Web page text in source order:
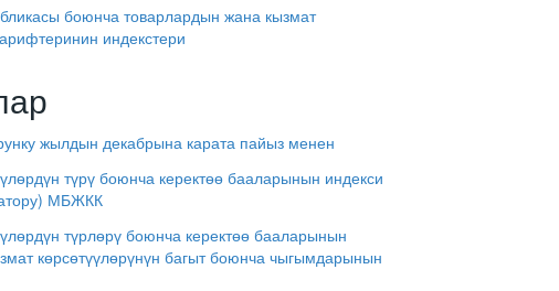
боюнча товарлардын жана кызмат
индекстери
жылдын декабрына карата пайыз менен
түрү боюнча керектөө бааларынын индекси
МБЖКК
түрлөрү боюнча керектөө бааларынын
көрсөтүүлөрүнүн багыт боюнча чыгымдарынын